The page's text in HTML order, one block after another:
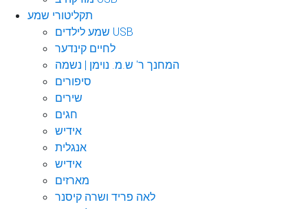
תקליטורי שמע
שמע לילדים USB
לחיים קינדער
המחנך ר' ש.מ. נוימן | נשמה
סיפורים
שירים
חגים
אידיש
אנגלית
אידיש
מארזים
לאה פריד ושרה קיסנר